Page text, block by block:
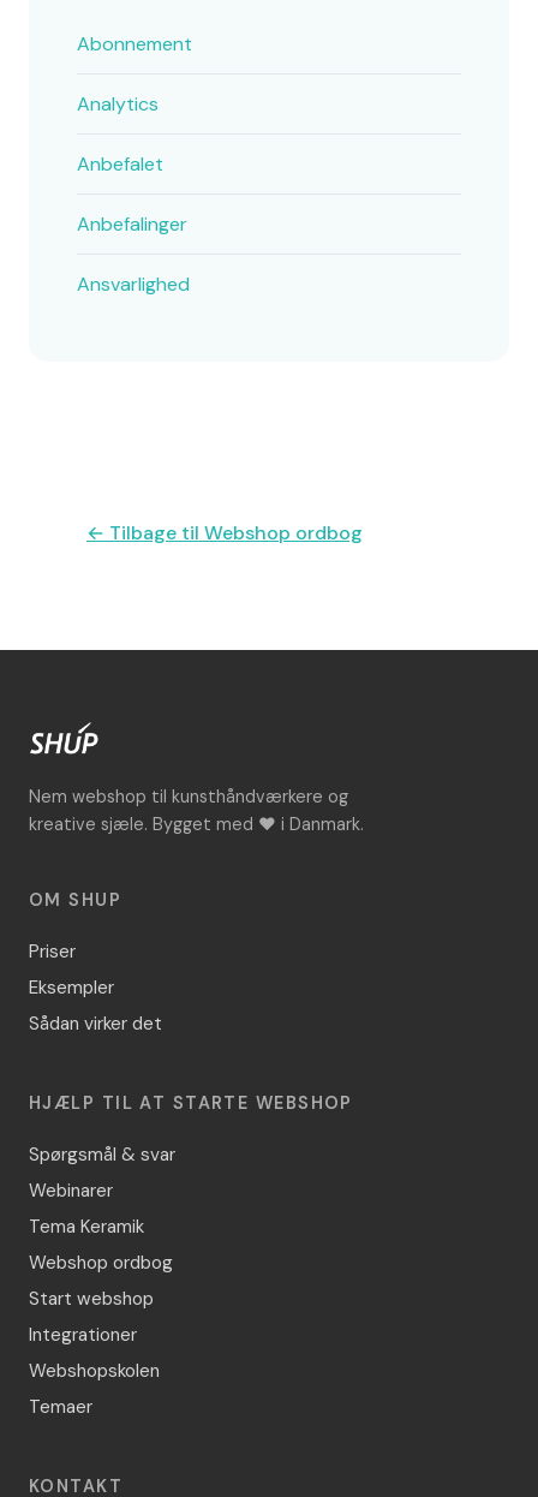
Abonnement
Analytics
Anbefalet
Anbefalinger
Ansvarlighed
← Tilbage til Webshop ordbog
Nem webshop til kunsthåndværkere og
kreative sjæle. Bygget med ♥ i Danmark.
OM SHUP
Priser
Eksempler
Sådan virker det
HJÆLP TIL AT STARTE WEBSHOP
Spørgsmål & svar
Webinarer
Tema Keramik
Webshop ordbog
Start webshop
Integrationer
Webshopskolen
Temaer
KONTAKT